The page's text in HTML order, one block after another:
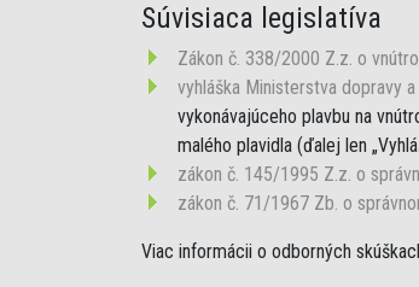
Súvisiaca legislatíva
Zákon č. 338/2000 Z.z. o
vyhláška Ministerstva dopravy
vykonávajúceho plavbu na
malého plavidla (ďalej len
zákon č. 145/1995 Z.z. o
zákon č. 71/1967 Zb. o
Viac informácii o odborných